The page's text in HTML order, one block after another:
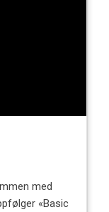
med
«Basic